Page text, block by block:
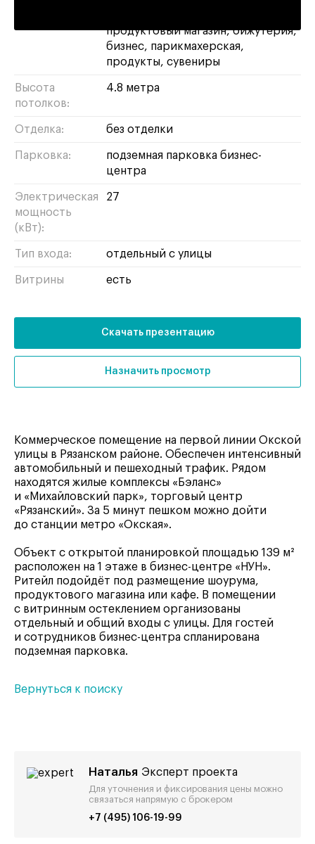
продуктовый магазин бижутерия
бизнес
парикмахерская
продукты сувениры
Высота
потолков:
4.8 метра
Отделка: без отделки
Парковка:
подземная парковка бизнес-
центра
Электрическая
мощность
(кВт):
27
Тип входа: отдельный с улицы
Витрины есть
Скачать презентацию
Назначить просмотр
Коммерческое помещение на первой линии Окской
улицы в Рязанском районе. Обеспечен интенсивный
автомобильный и пешеходный трафик. Рядом
находятся жилые комплексы «Бэланс»
и «Михайловский парк», торговый центр
«Рязанский». За 5 минут пешком можно дойти
до станции метро «Окская».
Объект с открытой планировкой площадью 139 м²
расположен на 1 этаже в бизнес-центре «НУН».
Ритейл подойдёт под размещение шоурума,
продуктового магазина или кафе. В помещении
с витринным остеклением организованы
отдельный и общий входы с улицы. Для гостей
и сотрудников бизнес-центра спланирована
подземная парковка.
Вернуться к поиску
Наталья Эксперт проекта
Для уточнения и фиксирования цены можно
связаться напрямую с брокером
+7 (495) 106-19-99